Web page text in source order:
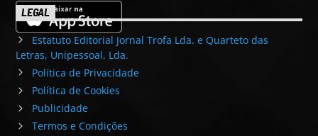
LEGAL
Estatuto Editorial Jornal Trofa Lda. e Quarteto das
Letras, Unipessoal, Lda.
Política de Privacidade
Política de Cookies
Publicidade
Termos e Condições